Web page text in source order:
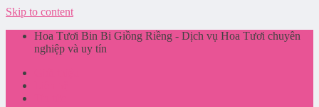
Skip to content
Hoa Tươi Bin Bi Giồng Riềng - Dịch vụ Hoa Tươi chuyên
nghiệp và uy tín